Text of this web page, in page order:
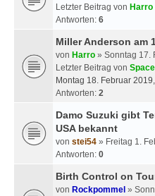
Letzter Beitrag von Harro
Antworten: 6
Miller Anderson am
von Harro » Sonntag 17.
Letzter Beitrag von
Montag 18. Februar
Antworten: 2
Damo Suzuki gibt
USA bekannt
von stei54 » Freitag 1.
Antworten: 0
Birth Control on
von Rockpommel »